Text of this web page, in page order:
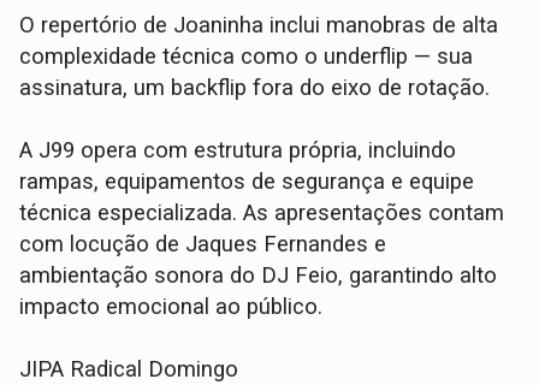
O repertório de Joaninha inclui manobras de alta
complexidade técnica como o underflip — sua
assinatura, um backflip fora do eixo de rotação.
A J99 opera com estrutura própria, incluindo
rampas, equipamentos de segurança e equipe
técnica especializada. As apresentações contam
com locução de Jaques Fernandes e
ambientação sonora do DJ Feio, garantindo alto
impacto emocional ao público.
JIPA Radical Domingo